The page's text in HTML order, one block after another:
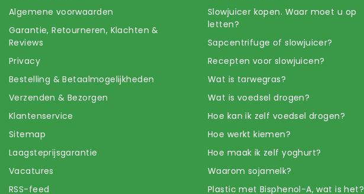
Algemene voorwaarden
Garantie, Retourneren, Klachten &
Reviews
Privacy
Bestelling & Betaalmogelijkheden
Verzenden & Bezorgen
Klantenservice
Sitemap
Laagsteprijsgarantie
Vacatures
RSS-feed
Slowjuicer kopen. Waar moet u op
letten?
Sapcentrifuge of slowjuicer?
Recepten voor slowjuicen?
Wat is tarwegras?
Wat is voedsel drogen?
Hoe kan ik zelf voedsel drogen?
Hoe werkt kiemen?
Hoe maak ik zelf yoghurt?
Waarom sojamelk?
Plastic met Bisphenol-A, wat is het?